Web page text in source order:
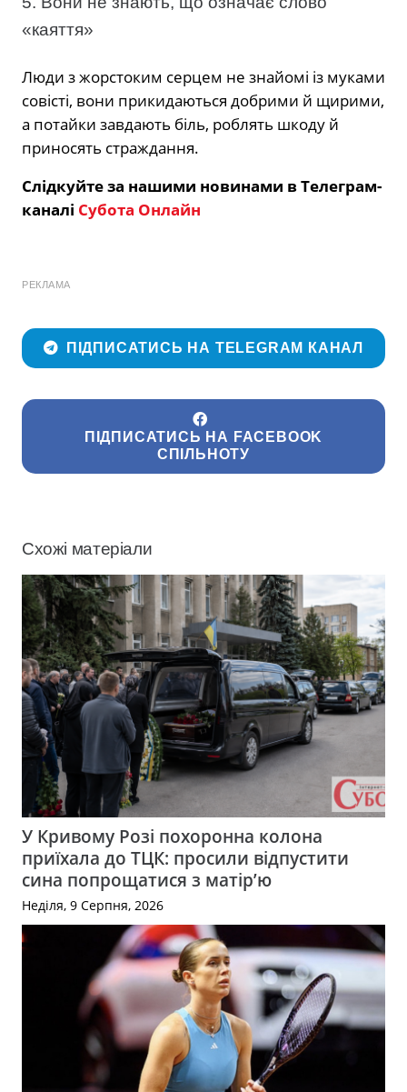
«каяття»
Люди з жорстоким серцем не знайомі із муками
совісті, вони прикидаються добрими й щирими,
а потайки завдають біль, роблять шкоду й
приносять страждання.
Слідкуйте за нашими новинами в Телеграм-
каналі Субота Онлайн
РЕКЛАМА
ПІДПИСАТИСЬ НА TELEGRAM КАНАЛ
ПІДПИСАТИСЬ НА FACEBOOK
СПІЛЬНОТУ
Схожі матеріали
У Кривому Розі похоронна колона
приїхала до ТЦК: просили відпустити
сина попрощатися з матір’ю
Неділя, 9 Серпня, 2026